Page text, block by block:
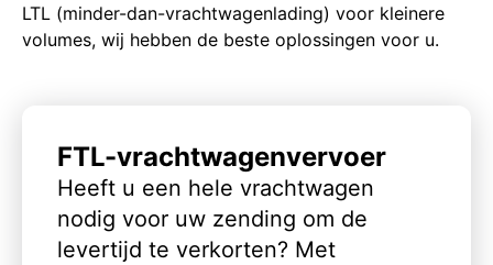
LTL (minder-dan-vrachtwagenlading) voor kleinere
volumes, wij hebben de beste oplossingen voor u.
FTL-vrachtwagenvervoer
Heeft u een hele vrachtwagen
nodig voor uw zending om de
levertijd te verkorten? Met